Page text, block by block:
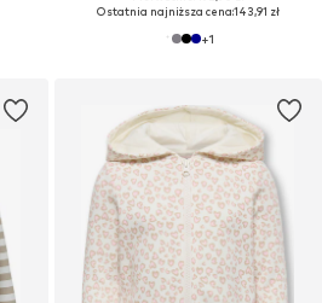
Ostatnia najniższa cena:143,91 zł
+1